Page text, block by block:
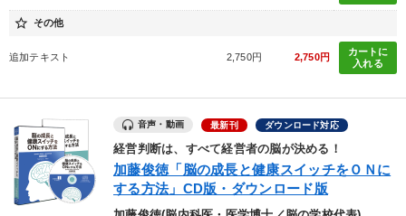
star_border その他
追加テキスト 2,750円 2,750円
カートに
入れる
音声・動画 最新刊 ダウンロード対応
経営判断は、すべて経営者の脳が決める！
加藤俊徳「脳の成長と健康スイッチをＯＮに
する方法」CD版・ダウンロード版